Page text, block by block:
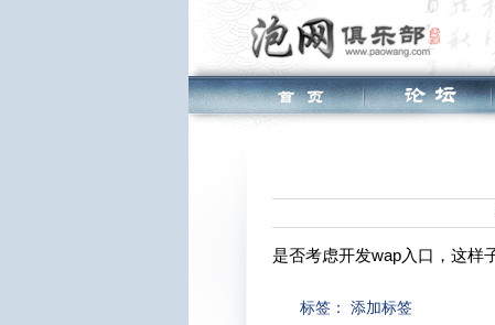
是否考虑开发wap入口，这样
标签： 添加标签